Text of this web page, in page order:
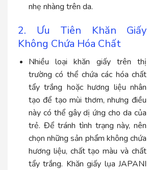
nhẹ nhàng trên da.
2. Ưu Tiên Khăn Giấy
Không Chứa Hóa Chất
Nhiều loại khăn giấy trên thị
trường có thể chứa các hóa chất
tẩy trắng hoặc hương liệu nhân
tạo để tạo mùi thơm, nhưng điều
này có thể gây dị ứng cho da của
trẻ. Để tránh tình trạng này, nên
chọn những sản phẩm không chứa
hương liệu, chất tạo màu và chất
tẩy trắng. Khăn giấy lụa JAPANI